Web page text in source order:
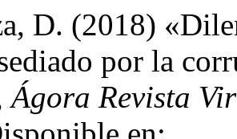
D. (2018)
por la
Ágora Revista